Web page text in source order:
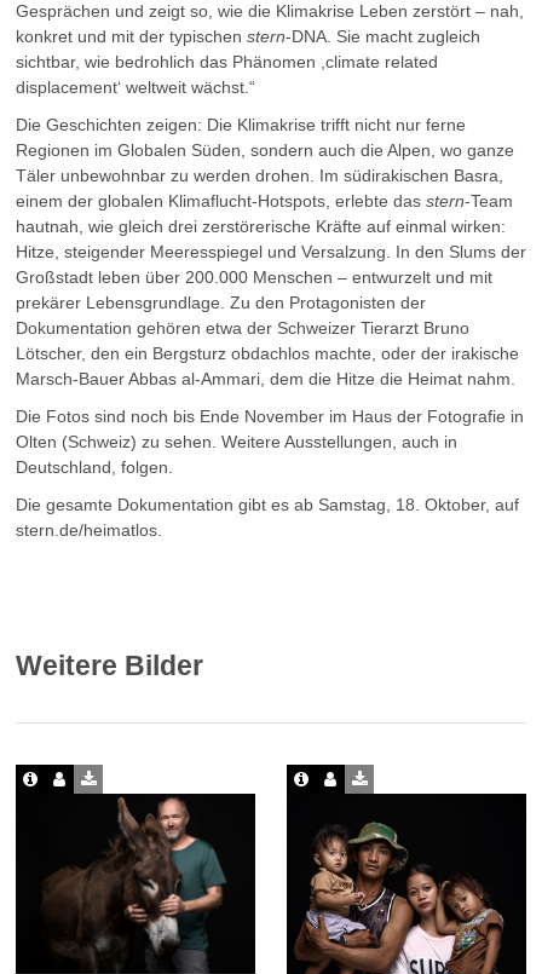
Gesprächen und zeigt so, wie die Klimakrise Leben zerstört – nah,
konkret und mit der typischen stern-DNA. Sie macht zugleich
sichtbar, wie bedrohlich das Phänomen ,climate related
displacement‘ weltweit wächst.“
Die Geschichten zeigen: Die Klimakrise trifft nicht nur ferne
Regionen im Globalen Süden, sondern auch die Alpen, wo ganze
Täler unbewohnbar zu werden drohen. Im südirakischen Basra,
einem der globalen Klimaflucht-Hotspots, erlebte das stern-Team
hautnah, wie gleich drei zerstörerische Kräfte auf einmal wirken:
Hitze, steigender Meeresspiegel und Versalzung. In den Slums der
Großstadt leben über 200.000 Menschen – entwurzelt und mit
prekärer Lebensgrundlage. Zu den Protagonisten der
Dokumentation gehören etwa der Schweizer Tierarzt Bruno
Lötscher, den ein Bergsturz obdachlos machte, oder der irakische
Marsch-Bauer Abbas al-Ammari, dem die Hitze die Heimat nahm.
Die Fotos sind noch bis Ende November im Haus der Fotografie in
Olten (Schweiz) zu sehen. Weitere Ausstellungen, auch in
Deutschland, folgen.
Die gesamte Dokumentation gibt es ab Samstag, 18. Oktober, auf
stern.de/heimatlos.
Weitere Bilder